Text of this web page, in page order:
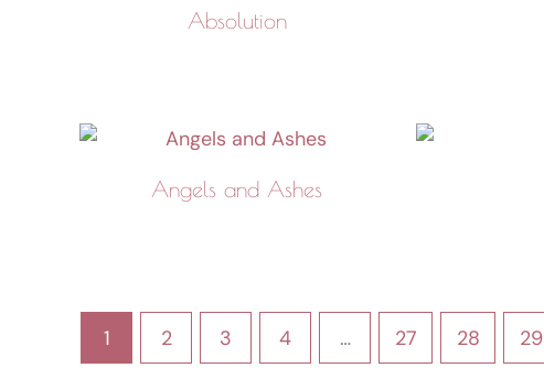
Absolution
Angels and Ashes
1 2 3 4 … 27 28 29